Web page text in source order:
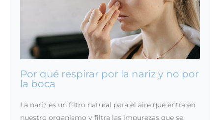
Por qué respirar por la nariz y no por
la boca
La nariz es un filtro natural para el aire que entra en
nuestro organismo y filtra las impurezas que se